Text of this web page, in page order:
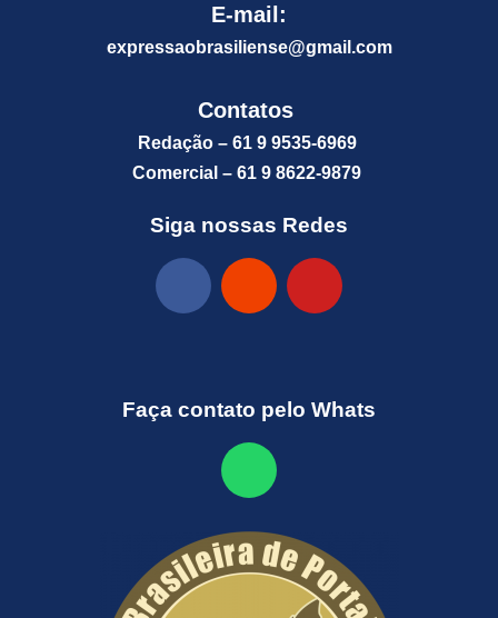
E-mail:
expressaobrasiliense@gmail.com
Contatos
Redação – 61 9 9535-6969
Comercial – 61 9 8622-9879
Siga nossas Redes
Faça contato pelo Whats